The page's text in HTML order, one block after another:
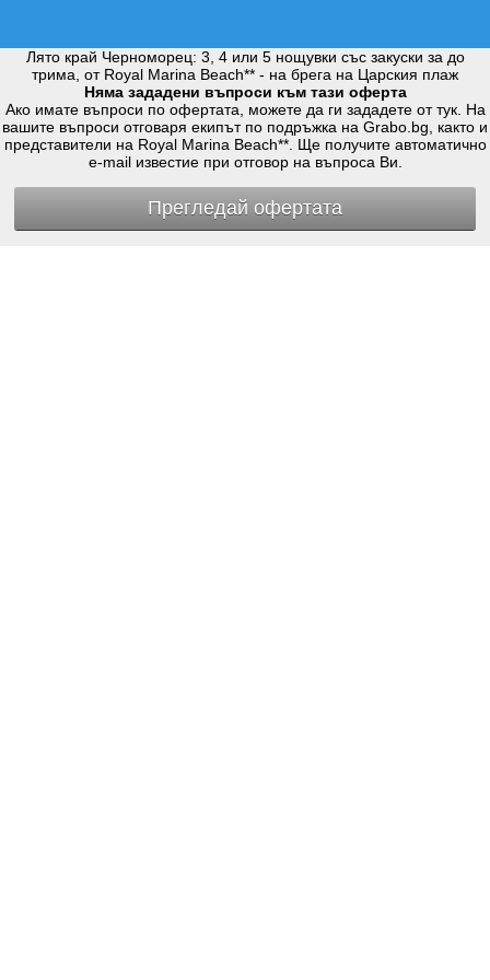
Лято край Черноморец: 3, 4 или 5 нощувки със закуски за до
трима, от Royal Marina Beach** - на брега на Царския плаж
Няма зададени въпроси към тази оферта
Ако имате въпроси по офертата, можете да ги зададете от тук. На
вашите въпроси отговаря екипът по подръжка на Grabo.bg, както и
представители на Royal Marina Beach**. Ще получите автоматично
e-mail известие при отговор на въпроса Ви.
Прегледай офертата